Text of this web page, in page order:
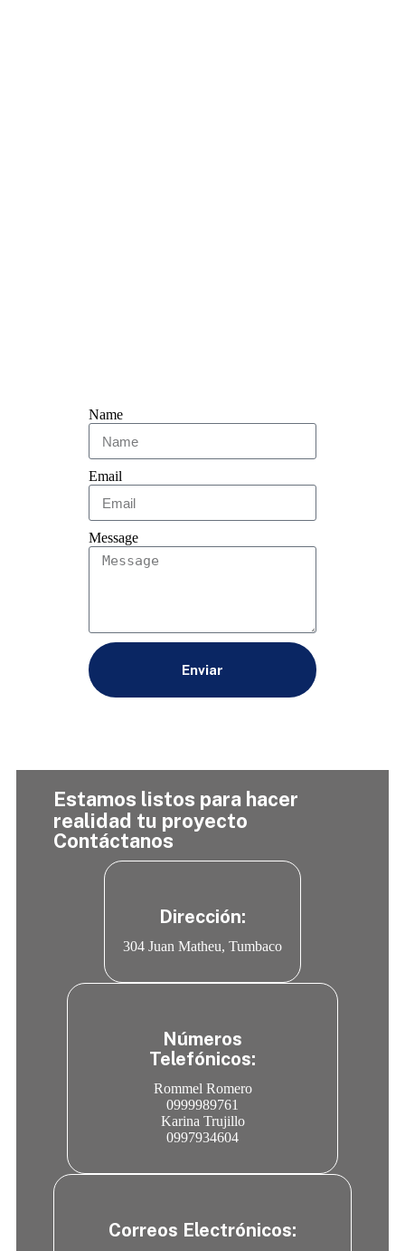
Name
Email
Message
Enviar
Estamos listos para hacer
realidad tu proyecto
Contáctanos
Dirección:
304 Juan Matheu, Tumbaco
Números
Telefónicos:
Rommel Romero
0999989761
Karina Trujillo
0997934604
Correos Electrónicos: